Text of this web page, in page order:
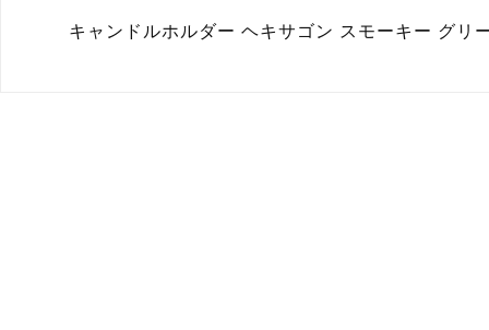
キャンドルホルダー ヘキサゴン スモーキー グ